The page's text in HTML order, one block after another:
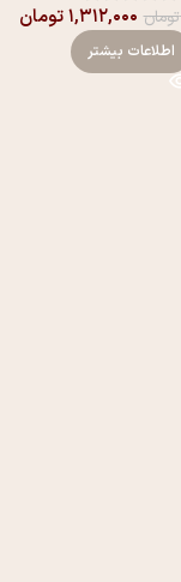
تومان ۱,۳۱۲,۰۰۰تومان
اطلاعات بیشتر